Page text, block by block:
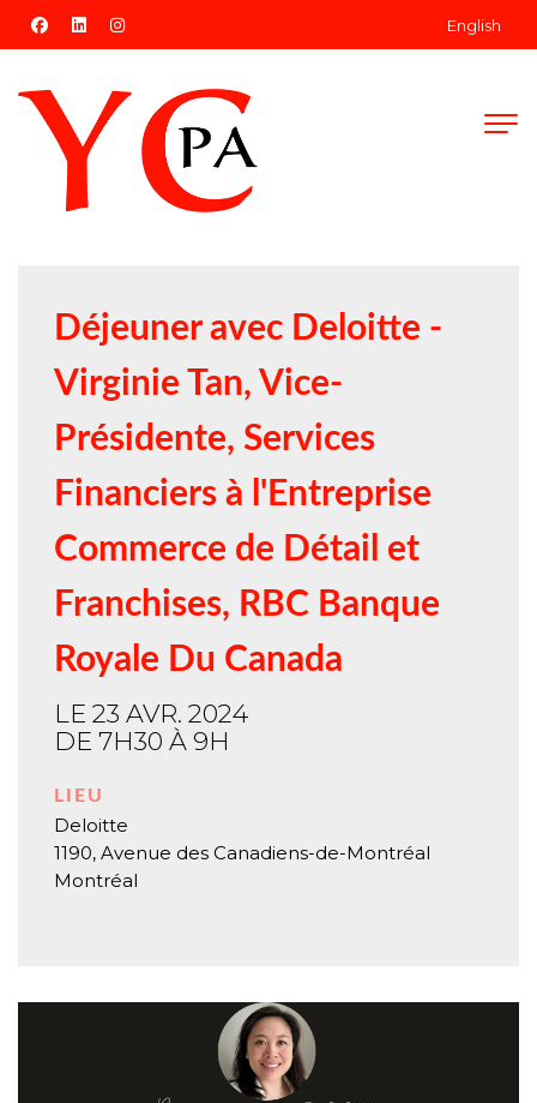
facebooklinkedininstagram English
Déjeuner avec Deloitte -
Virginie Tan, Vice-
Présidente, Services
Financiers à l'Entreprise
Commerce de Détail et
Franchises, RBC Banque
Royale Du Canada
LE 23 AVR. 2024
DE 7H30 À 9H
LIEU
Deloitte
1190, Avenue des Canadiens-de-Montréal
Montréal